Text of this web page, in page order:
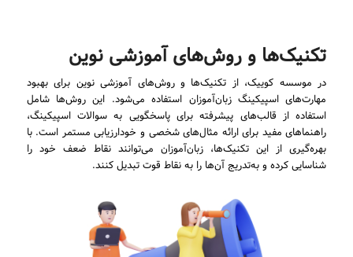
تکنیک‌ها و روش‌های آموزشی نوین
در موسسه کوییک، از تکنیک‌ها و روش‌های آموزشی نوین برای بهبود
مهارت‌های اسپیکینگ زبان‌آموزان استفاده می‌شود. این روش‌ها شامل
استفاده از قالب‌های پیشرفته برای پاسخگویی به سوالات اسپیکینگ،
راهنماهای مفید برای ارائه مثال‌های شخصی و خودارزیابی مستمر است. با
بهره‌گیری از این تکنیک‌ها، زبان‌آموزان می‌توانند نقاط ضعف خود را
شناسایی کرده و به‌تدریج آن‌ها را به نقاط قوت تبدیل کنند.